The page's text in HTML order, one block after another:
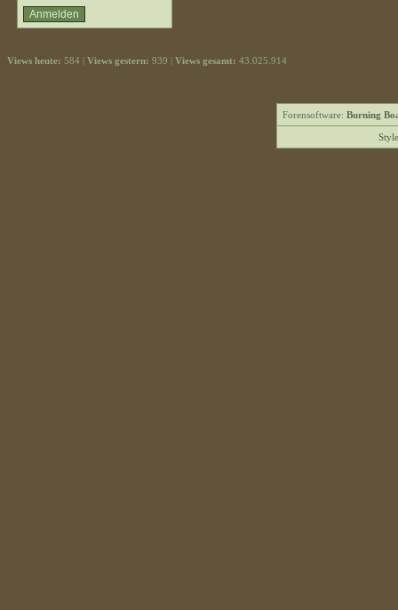
Views heute: 584 | Views gestern: 939 | Views gesamt: 43.025.914
Forensoftware: Burning